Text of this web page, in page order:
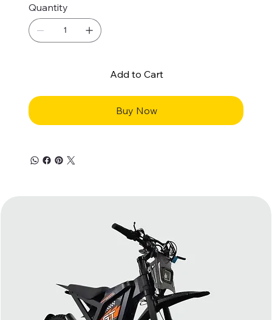
Quantity
Add to Cart
Buy Now